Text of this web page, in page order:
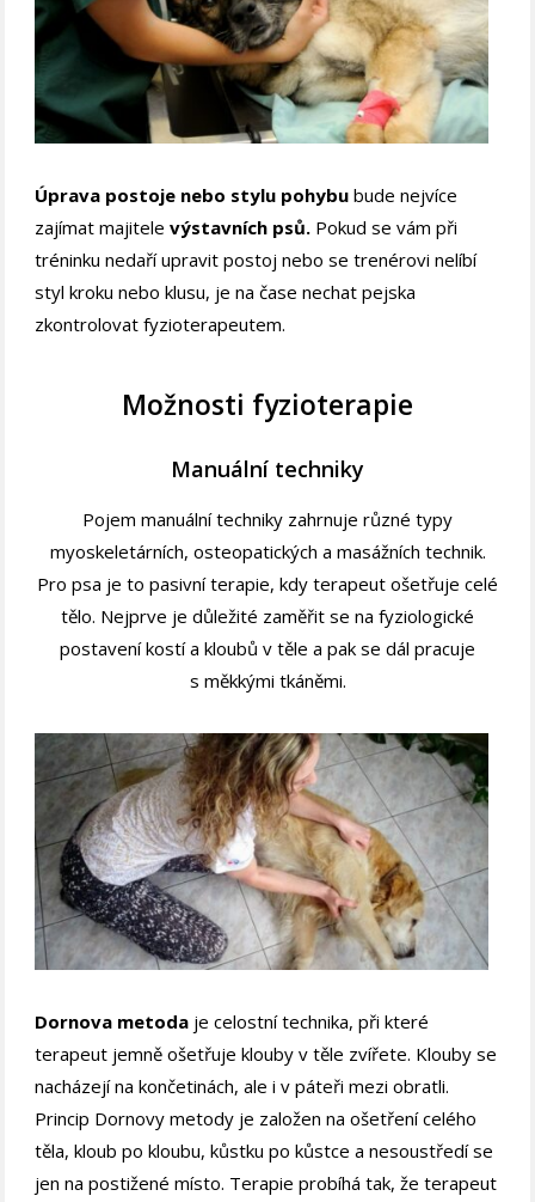
Úprava postoje nebo stylu pohybu bude nejvíce
zajímat majitelevýstavních psů. Pokud se vám při
tréninku nedaří upravit postoj nebo se trenérovi nelíbí
styl kroku nebo klusu, je na čase nechat pejska
zkontrolovat fyzioterapeutem.
Možnosti fyzioterapie
Manuální techniky
Pojem manuální techniky zahrnuje různé typy
myoskeletárních, osteopatických a masážních technik.
Pro psa je to pasivní terapie, kdy terapeut ošetřuje celé
tělo. Nejprve je důležité zaměřit se na fyziologické
postavení kostí a kloubů v těle a pak se dál pracuje
s měkkými tkáněmi.
Dornova metoda je celostní technika, při které
terapeut jemně ošetřuje klouby v těle zvířete. Klouby se
nacházejí na končetinách, ale i v páteři mezi obratli.
Princip Dornovy metody je založen na ošetření celého
těla, kloub po kloubu, kůstku po kůstce a nesoustředí se
jen na postižené místo. Terapie probíhá tak, že terapeut